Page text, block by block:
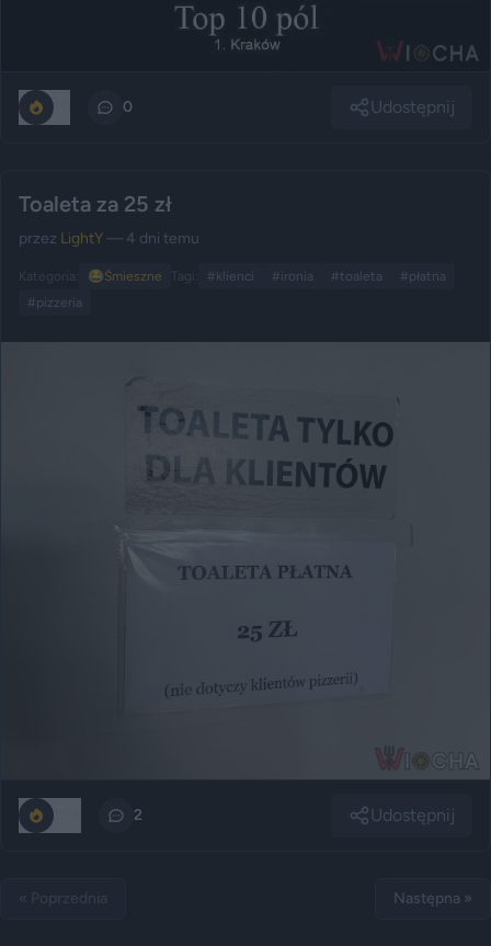
0 Udostępnij
Toaleta za 25 zł
przez LightY— 4 dni temu
Kategoria: 😂Śmieszne Tagi: #klienci #ironia #toaleta
#płatna
#pizzeria
2 Udostępnij
« Poprzednia Następna »